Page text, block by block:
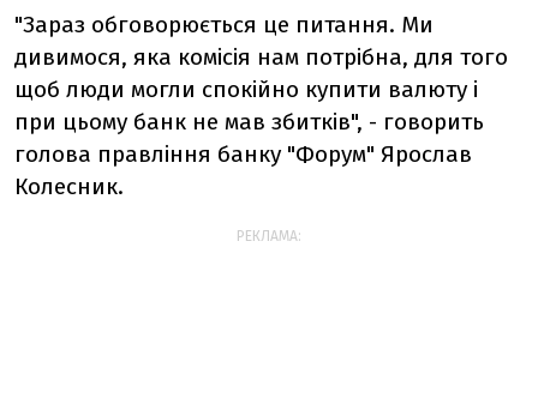
"Зараз обговорюється це питання. Ми
дивимося, яка комісія нам потрібна, для того
щоб люди могли спокійно купити валюту і
при цьому банк не мав збитків", - говорить
голова правління банку "Форум" Ярослав
Колесник.
РЕКЛАМА: